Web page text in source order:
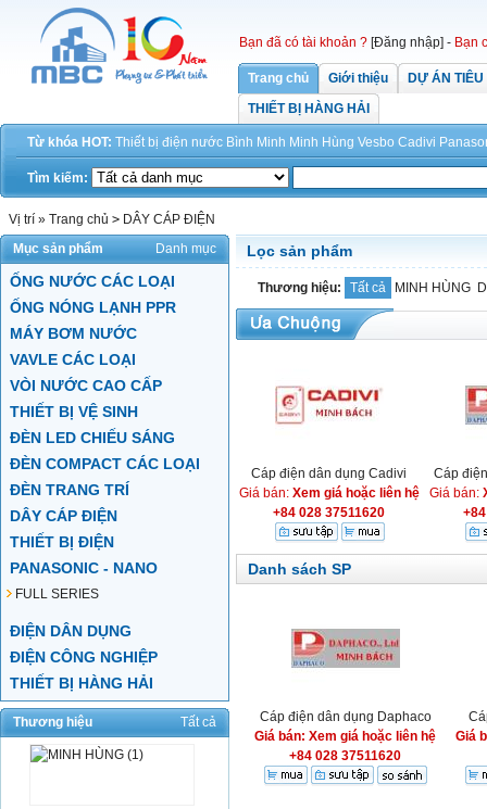
Bạn đã có tài khoản ? [Đăng nhập] - Bạn
Trang chủ Giới thiệu
DỰ ÁN
THIẾT BỊ HÀNG HẢI
Từ khóa HOT: Thiết bị điện nước Bình Minh Minh Hùng Vesbo Cadivi
Tìm kiếm:
Vị trí » Trang chủ > DÂY CÁP ĐIỆN
Mục sản phẩm
Danh mục
ỐNG NƯỚC CÁC LOẠI
ỐNG NÓNG LẠNH PPR
MÁY BƠM NƯỚC
VAVLE CÁC LOẠI
VÒI NƯỚC CAO CẤP
THIẾT BỊ VỆ SINH
ĐÈN LED CHIẾU SÁNG
ĐÈN COMPACT CÁC LOẠI
ĐÈN TRANG TRÍ
DÂY CÁP ĐIỆN
THIẾT BỊ ĐIỆN
PANASONIC - NANO
FULL SERIES
ĐIỆN DÂN DỤNG
ĐIỆN CÔNG NGHIỆP
THIẾT BỊ HÀNG HẢI
Thương hiệu Tất cả
Lọc sản phẩm
Thương hiệu: Tất cả MINH HÙNG
Cáp điện dân dụng Cadivi
Giá bán: Xem giá hoặc liên hệ
+84 028 37511620
Cáp
Giá bán:
Danh sách SP
Cáp điện dân dụng Daphaco
Giá bán: Xem giá hoặc liên hệ
+84 028 37511620
Giá